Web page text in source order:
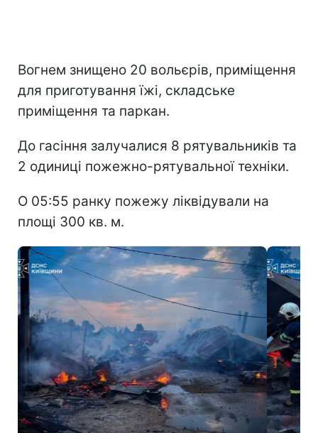
Вогнем знищено 20 вольєрів, приміщення
для приготування їжі, складське
приміщення та паркан.
До гасіння залучалися 8 рятувальників та
2 одиниці пожежно-рятувальної техніки.
О 05:55 ранку пожежу ліквідували на
площі 300 кв. м.